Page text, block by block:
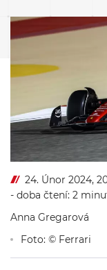
24. Únor 2024,
- doba čtení: 2
Anna Gregarová
Foto: © Ferrari